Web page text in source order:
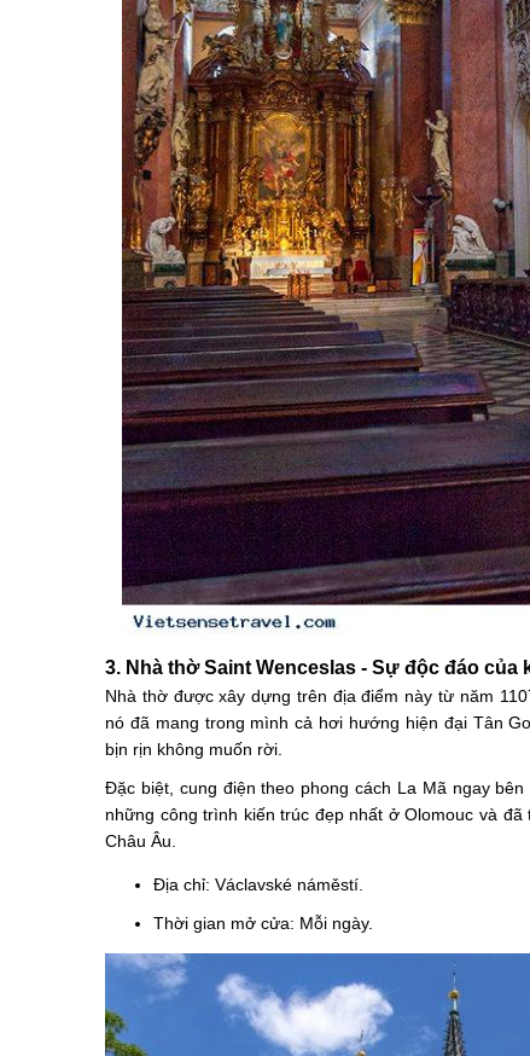
3. Nhà thờ Saint Wenceslas - Sự độc đáo của
Nhà thờ được xây dựng trên địa điểm này từ năm
nó đã mang trong mình cả hơi hướng hiện đại Tân
bịn rịn không muốn rời.
Đặc biệt, cung điện theo phong cách La Mã ngay
những công trình kiến trúc đẹp nhất ở Olomouc và
Châu Âu.
Địa chỉ: Václavské náměstí.
Thời gian mở cửa: Mỗi ngày.